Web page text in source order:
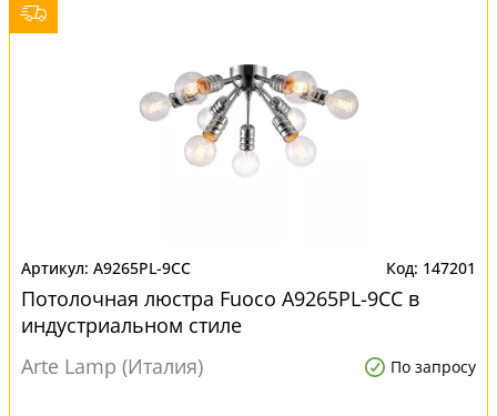
A9265PL-9CC 147201
Потолочная люстра Fuoco A9265PL-9CC в
индустриальном стиле
Arte Lamp (Италия)
По запросу